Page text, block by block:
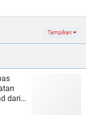
Tampilkan
dari